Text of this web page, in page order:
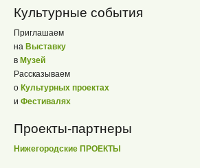
Культурные события
Приглашаем
на Выставку
в Музей
Рассказываем
о Культурных проектах
и Фестивалях
Проекты-партнеры
Нижегородские ПРОЕКТЫ